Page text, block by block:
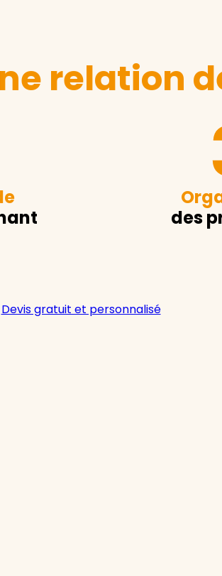
relation
des
Devis gratuit et personnalisé